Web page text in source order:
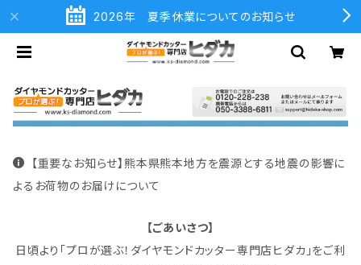
2026年 夏季休業についてのお知らせ
【重要なお知らせ】熊本県熊本地方を震源とする地震の影響に
よるお荷物のお届けについて
【ごあいさつ】
日頃より「プロが選ぶ！ダイヤモンドカッター専門店ヒダカ」をご利